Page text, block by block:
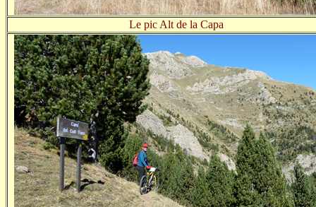
Le pic Alt de la Capa